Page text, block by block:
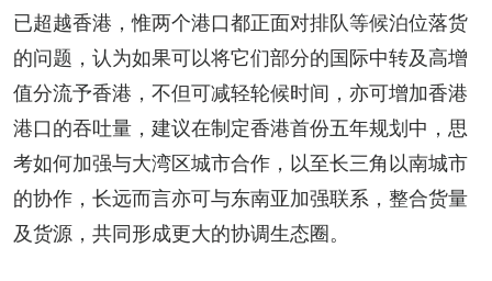
已超越香港，惟两个港口都正面对排队等候泊位落货
的问题，认为如果可以将它们部分的国际中转及高增
值分流予香港，不但可减轻轮候时间，亦可增加香港
港口的吞吐量，建议在制定香港首份五年规划中，思
考如何加强与大湾区城市合作，以至长三角以南城市
的协作，长远而言亦可与东南亚加强联系，整合货量
及货源，共同形成更大的协调生态圈。